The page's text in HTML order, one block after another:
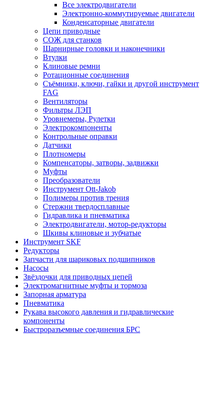
Все электродвигатели
Электронно-коммутируемые двигатели
Конденсаторные двигатели
Цепи приводные
СОЖ для станков
Шарнирные головки и наконечники
Втулки
Клиновые ремни
Ротационные соединения
Съёмники, ключи, гайки и другой инструмент
FAG
Вентиляторы
Фильтры ЛЭП
Уровнемеры, Рулетки
Электрокомпоненты
Контрольные оправки
Датчики
Плотномеры
Компенсаторы, затворы, задвижки
Муфты
Преобразователи
Инструмент Ott-Jakob
Полимеры против трения
Стержни твердосплавные
Гидравлика и пневматика
Электродвигатели, мотор-редукторы
Шкивы клиновые и зубчатые
Инструмент SKF
Редукторы
Запчасти для шариковых подшипников
Насосы
Звёздочки для приводных цепей
Электромагнитные муфты и тормоза
Запорная арматура
Пневматика
Рукава высокого давления и гидравлические
компоненты
Быстроразъемные соединения БРС